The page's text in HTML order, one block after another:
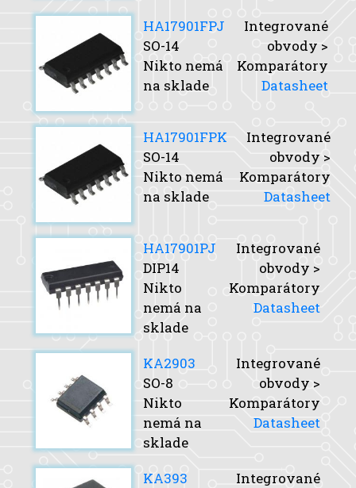
HA17901FPJ
SO-14
Nikto nemá
na sklade
Integrované
obvody >
Komparátory
Datasheet
HA17901FPK
SO-14
Nikto nemá
na sklade
Integrované
obvody >
Komparátory
Datasheet
HA17901PJ
DIP14
Nikto
nemá na
sklade
Integrované
obvody >
Komparátory
Datasheet
KA2903
SO-8
Nikto
nemá na
sklade
Integrované
obvody >
Komparátory
Datasheet
KA393
Integrované